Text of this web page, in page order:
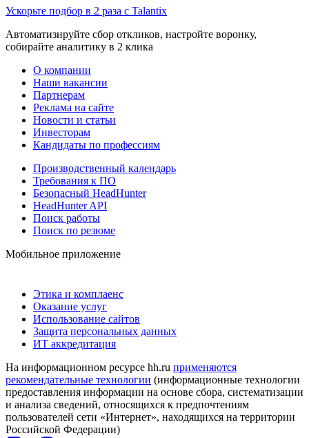
Ускорьте подбор в 2 раза с Talantix
Автоматизируйте сбор откликов, настройте воронку,
собирайте аналитику в 2 клика
О компании
Наши вакансии
Партнерам
Реклама на сайте
Новости и статьи
Инвесторам
Кандидаты по профессиям
Производственный календарь
Требования к ПО
Безопасный HeadHunter
HeadHunter API
Поиск работы
Поиск по резюме
Мобильное приложение
Этика и комплаенс
Оказание услуг
Использование сайтов
Защита персональных данных
ИТ аккредитация
На информационном ресурсе hh.ru применяются
рекомендательные технологии (информационные технологии
предоставления информации на основе сбора, систематизации
и анализа сведений, относящихся к предпочтениям
пользователей сети «Интернет», находящихся на территории
Российской Федерации)